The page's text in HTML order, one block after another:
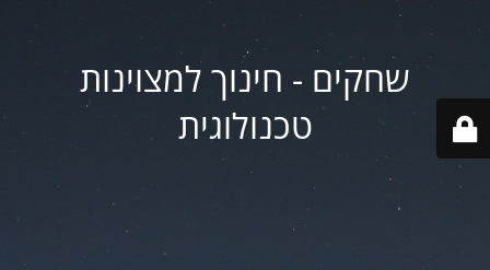
שחקים - חינוך למצוינות
טכנולוגית